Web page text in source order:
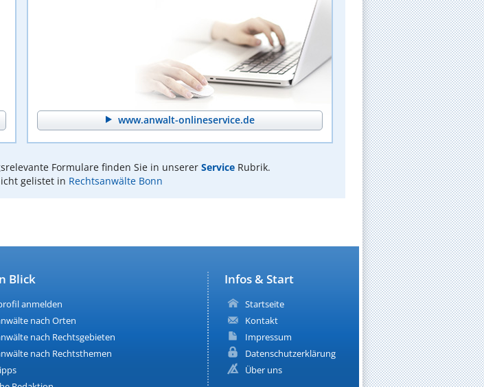
www.anwalt-onlineservice.de
Formulare finden Sie in unserer ServiceRubrik.
gelistet in Rechtsanwälte Bonn
Infos & Start
Startseite
Kontakt
Impressum
Datenschutzerklärung
Über uns
Blick
anmelden
nach Orten
nach Rechtsgebieten
nach Rechtsthemen